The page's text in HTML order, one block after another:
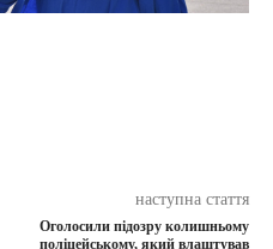
наступна стаття
Оголосили підозру колишньому
поліцейському, який влаштував